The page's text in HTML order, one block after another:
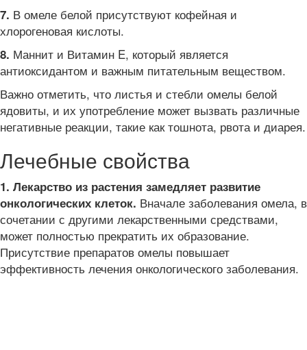
7. В омеле белой присутствуют кофейная и
хлорогеновая кислоты.
8. Маннит и Витамин E, который является
антиоксидантом и важным питательным веществом.
Важно отметить, что листья и стебли омелы белой
ядовиты, и их употребление может вызвать различные
негативные реакции, такие как тошнота, рвота и диарея.
Лечебные свойства
1. Лекарство из растения замедляет развитие
онкологических клеток. Вначале заболевания омела, в
сочетании с другими лекарственными средствами,
может полностью прекратить их образование.
Присутствие препаратов омелы повышает
эффективность лечения онкологического заболевания.